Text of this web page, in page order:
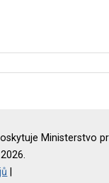
Ministerstvo